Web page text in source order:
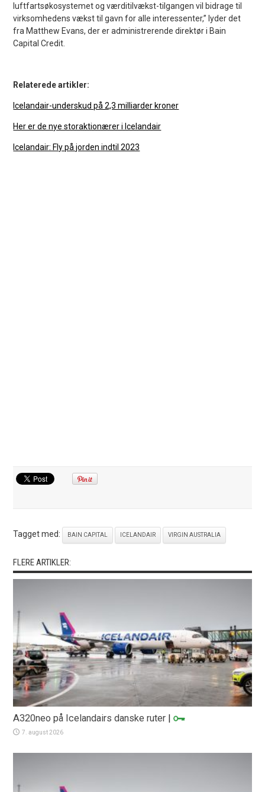
luftfartsøkosystemet og værditilvækst-tilgangen vil bidrage til
virksomhedens vækst til gavn for alle interessenter,” lyder det
fra Matthew Evans, der er administrerende direktør i Bain
Capital Credit.
Relaterede artikler:
Icelandair-underskud på 2,3 milliarder kroner
Her er de nye storaktionærer i Icelandair
Icelandair: Fly på jorden indtil 2023
Tagget med: BAIN CAPITAL ICELANDAIR VIRGIN AUSTRALIA
FLERE ARTIKLER:
A320neo på Icelandairs danske ruter |
7. august 2026